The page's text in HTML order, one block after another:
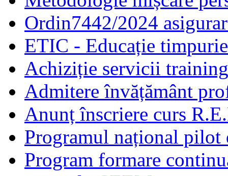
Ordin7442/2024
ETIC - Educație
Achiziție servicii
Admitere învățământ
Anunț înscriere curs
Programul național pilot
Program formare